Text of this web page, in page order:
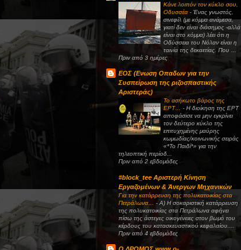
Κάνε λοιπόν τον κύκλο σου,
Οδυσσέα - Ένας γνωστός,
σινεφίλ (με κόμμα ανάμεσα,
γιατί δεν είναι διάσημος -αλλά
είναι στο κόμμα) λέει ότι η
Οδύσσεια του Νόλαν είναι η
ταινία της δεκαετίας. Που ...
Πριν από 3 ημέρες
ΕΟΣ (Eνωση Οπαδων για την
Συσπείρωση της ριζοσπαστικής
Αριστεράς)
Το ασήκωτο βάρος της
ΕΡΤ… - Η διοίκηση της ΕΡΤ
αποφάσισε να μην εγκρίνει
τον δεύτερο κύκλο της
επιτυχημένης μαύρης
κωμωδίας/κοινωνικής σειράς
«*Το Παιδί*» για την
τηλεοπτική περίοδ...
Πριν από 2 εβδομάδες
#block_tee Αριστερή Κίνηση
Εργαζομένων & Άνεργων Μηχανικών
Για την κατάρρευση της πολυκατοικίας στα
Πετράλωνα… - Α) Η σοκαριστική κατάρρευση
της πολυκατοικίας στα Πετράλωνα αφήνει
πίσω της άστεγες οικογένειες στον βωμό του
κέρδους του κατασκευαστικού κεφαλαίου....
Πριν από 4 εβδομάδες